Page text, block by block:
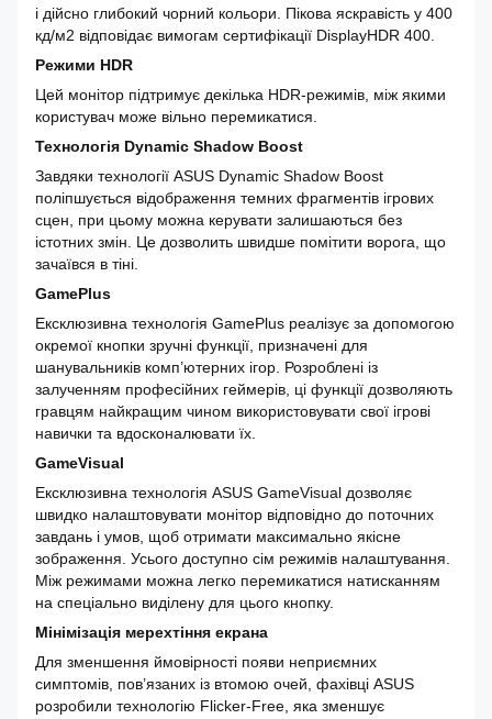
і дійсно глибокий чорний кольори. Пікова яскравість у 400
кд/м2 відповідає вимогам сертифікації DisplayHDR 400.
Режими HDR
Цей монітор підтримує декілька HDR-режимів, між якими
користувач може вільно перемикатися.
Технологія Dynamic Shadow Boost
Завдяки технології ASUS Dynamic Shadow Boost
поліпшується відображення темних фрагментів ігрових
сцен, при цьому можна керувати залишаються без
істотних змін. Це дозволить швидше помітити ворога, що
зачаївся в тіні.
GamePlus
Ексклюзивна технологія GamePlus реалізує за допомогою
окремої кнопки зручні функції, призначені для
шанувальників комп’ютерних ігор. Розроблені із
залученням професійних геймерів, ці функції дозволяють
гравцям найкращим чином використовувати свої ігрові
навички та вдосконалювати їх.
GameVisual
Ексклюзивна технологія ASUS GameVisual дозволяє
швидко налаштовувати монітор відповідно до поточних
завдань і умов, щоб отримати максимально якісне
зображення. Усього доступно сім режимів налаштування.
Між режимами можна легко перемикатися натисканням
на спеціально виділену для цього кнопку.
Мінімізація мерехтіння екрана
Для зменшення ймовірності появи неприємних
симптомів, пов’язаних із втомою очей, фахівці ASUS
розробили технологію Flicker-Free, яка зменшує